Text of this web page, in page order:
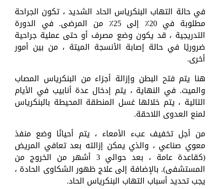
في حالة التهاب البنكرياس الحاد الشديد ، تكون الجراحة
مطلوبة في 20٪ إلى 25٪ من المرضى. في الدورة
التدريجية ، قد يكون وضع مصرف أو حتى عملية جراحية
ضروريًا في حالة إصابة الأنسجة الميتة ، من بين أمور
أخرى.
هنا يتم فتح البطن وإزالة أجزاء من البنكرياس المصاب
والميت. في النهاية ، يتم إدخال عدة أنابيب في الأيام
التالية ، يتم خلالها غسل المنطقة المحيطة بالبنكرياس
لمنع العدوى اللاحقة.
من أجل تخفيف عبء الأمعاء ، يتم أحيانًا وضع منفذ
معوي صناعي ، والذي يمكن إزالته بعد تعافي المريض
(كقاعدة عامة ، بعد حوالي 3 أشهر من الخروج من
المستشفى). بالإضافة إلى علاج ظهور الشكاوى الحادة ،
يجب تحديد أسباب التهاب البنكرياس الحاد.